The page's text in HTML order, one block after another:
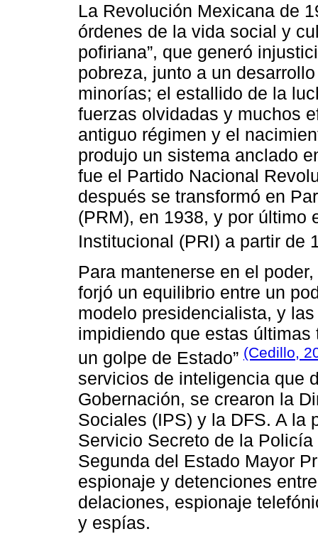
La Revolución Mexicana de
órdenes de la vida social y
pofiriana”, que generó
pobreza, junto a un
minorías; el estallido de la
fuerzas olvidadas y muchos
antiguo régimen y el
produjo un sistema anclado
fue el Partido Nacional
después se transformó en
(PRM), en 1938, y por último
Institucional (PRI) a partir de
Para mantenerse en el
forjó un equilibrio entre un
modelo presidencialista, y
impidiendo que estas
un golpe de Estado” (Cedillo,
servicios de inteligencia que
Gobernación, se crearon la
Sociales (IPS) y la DFS. A la
Servicio Secreto de la
Segunda del Estado Mayor
espionaje y detenciones
delaciones, espionaje
y espías.